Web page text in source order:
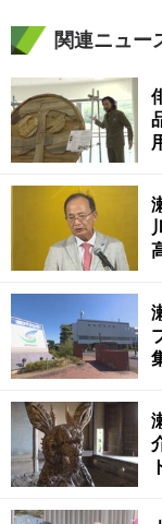
関連ニュー